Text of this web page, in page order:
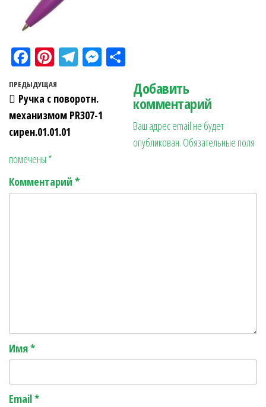
Fa
ce
bo
ok
Pi
nt
er
es
t
Te
gr
a
M
n
ра
в
ит
ь
Навигация по записям
Предыдущая запись
ПРЕДЫДУЩАЯ
Ручка с поворотн.
механизмом PR307-1
сирен.01.01.01
Добавить
комментарий
Ваш адрес email не будет
опубликован. Обязательные поля
помечены *
Комментарий *
Имя*
Email*